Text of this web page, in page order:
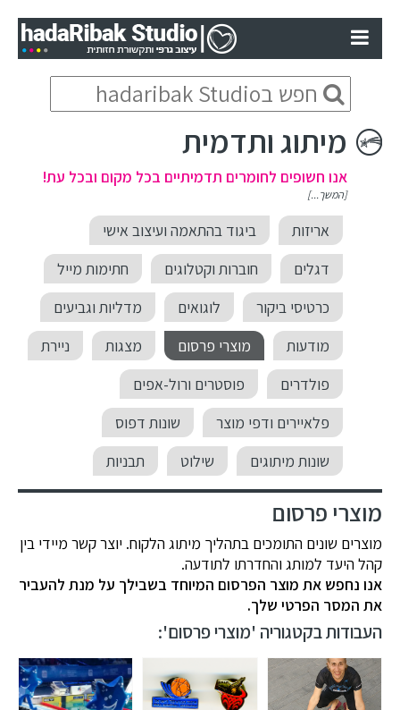
מיתוג ותדמית
אנו חשופים לחומרים תדמיתיים בכל מקום ובכל עת!
[המשך...]
אריזות
ביגוד בהתאמה ועיצוב אישי
דגלים
חוברות וקטלוגים
חתימות מייל
כרטיסי ביקור
לוגואים
מדליות וגביעים
מודעות
מוצרי פרסום מצגות
ניירת
פולדרים
פוסטרים ורול-אפים
פלאיירים ודפי מוצר
שונות דפוס
שונות מיתוגים
שילוט תבניות
מוצרי פרסום
מוצרים שונים התומכים בתהליך מיתוג הלקוח. יוצר קשר מיידי בין
קהל היעד למותג והחדרתו לתודעה.
אנו נחפש את מוצר הפרסום המיוחד בשבילך על מנת להעביר
את המסר הפרטי שלך.
העבודות בקטגוריה 'מוצרי פרסום':